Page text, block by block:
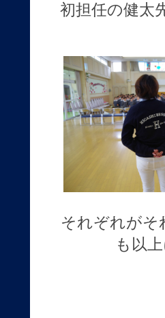
初担任の健太
それぞれがそ
も以